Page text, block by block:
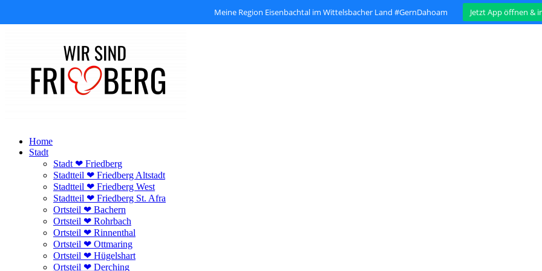
Meine Region Eisenbachtal im Wittelsbacher Land #GernDahoam Jetzt App öffnen &
Home
Stadt
Stadt ❤ Friedberg
Stadtteil ❤ Friedberg Altstadt
Stadtteil ❤ Friedberg West
Stadtteil ❤ Friedberg St. Afra
Ortsteil ❤ Bachern
Ortsteil ❤ Rohrbach
Ortsteil ❤ Rinnenthal
Ortsteil ❤ Ottmaring
Ortsteil ❤ Hügelshart
Ortsteil ❤ Derching